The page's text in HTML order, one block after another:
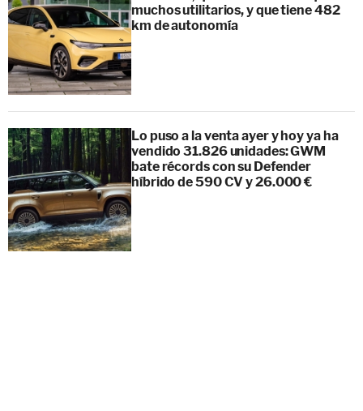
muchos utilitarios, y que tiene 482
km de autonomía
Lo puso a la venta ayer y hoy ya ha
vendido 31.826 unidades: GWM
bate récords con su Defender
híbrido de 590 CV y 26.000 €